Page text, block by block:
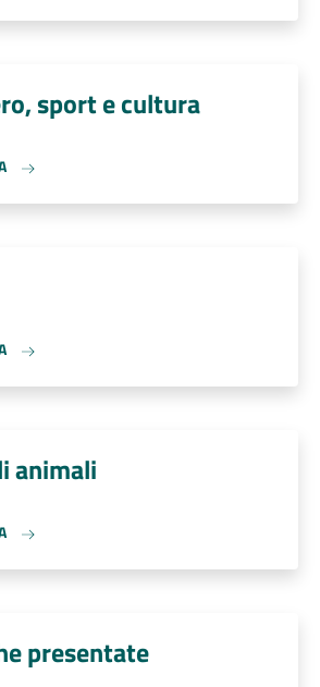
sport e cultura
animali
presentate